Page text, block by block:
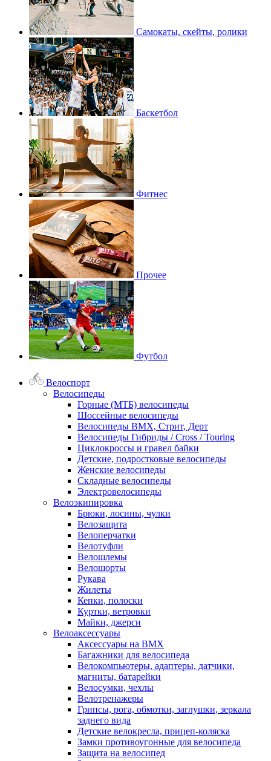
Самокаты, скейты, ролики
Баскетбол
Фитнес
Прочее
Футбол
Велоспорт
Велосипеды
Горные (МТБ) велосипеды
Шоссейные велосипеды
Велосипеды BMX, Стрит, Дерт
Велосипеды Гибриды / Cross / Touring
Циклокроссы и гравел байки
Детские, подростковые велосипеды
Женские велосипеды
Складные велосипеды
Электровелосипеды
Велоэкипировка
Брюки, лосины, чулки
Велозащита
Велоперчатки
Велотуфли
Велошлемы
Велошорты
Рукава
Жилеты
Кепки, полоски
Куртки, ветровки
Майки, джерси
Велоаксессуары
Аксессуары на BMX
Багажники для велосипеда
Велокомпьютеры, адаптеры, датчики,
магниты, батарейки
Велосумки, чехлы
Велотренажеры
Грипсы, рога, обмотки, заглушки, зеркала
заднего вида
Детские велокресла, прицеп-коляска
Замки противоугонные для велосипеда
Защита на велосипед